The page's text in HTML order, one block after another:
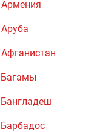
Армения
Аруба
Афганистан
Багамы
Бангладеш
Барбадос